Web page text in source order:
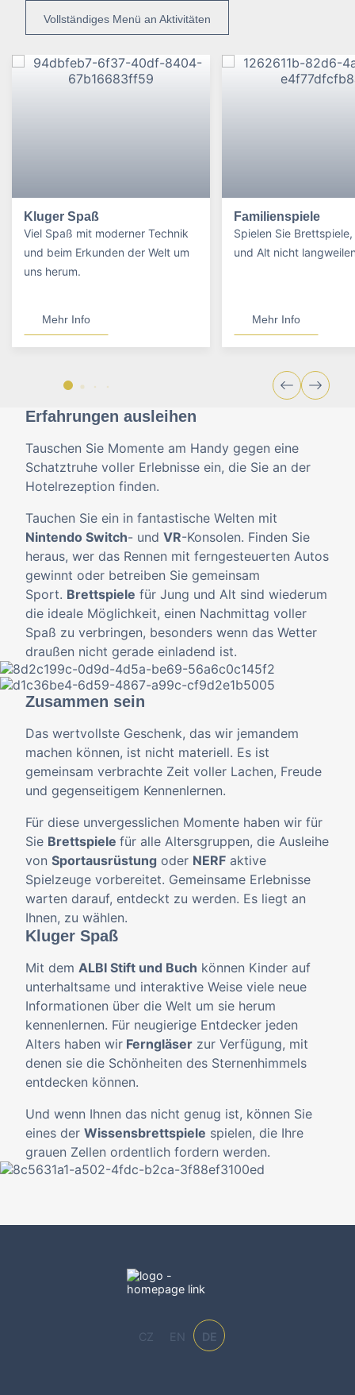
Vollständiges Menü an Aktivitäten
Kluger Spaß
Viel Spaß mit moderner Technik
und beim Erkunden der Welt um
uns herum.
Mehr Info
Familienspiele
Spielen Sie
und Alt nicht
Mehr Info
Erfahrungen ausleihen
Tauschen Sie Momente am Handy gegen eine
Schatztruhe voller Erlebnisse ein, die Sie an der
Hotelrezeption finden.
Tauchen Sie ein in fantastische Welten mit
Nintendo Switch- und VR-Konsolen. Finden Sie
heraus, wer das Rennen mit ferngesteuerten Autos
gewinnt oder betreiben Sie gemeinsam
Sport. Brettspiele für Jung und Alt sind wiederum
die ideale Möglichkeit, einen Nachmittag voller
Spaß zu verbringen, besonders wenn das Wetter
draußen nicht gerade einladend ist.
Zusammen sein
Das wertvollste Geschenk, das wir jemandem
machen können, ist nicht materiell. Es ist
gemeinsam verbrachte Zeit voller Lachen, Freude
und gegenseitigem Kennenlernen.
Für diese unvergesslichen Momente haben wir für
Sie Brettspiele für alle Altersgruppen, die Ausleihe
von Sportausrüstung oder NERF aktive
Spielzeuge vorbereitet. Gemeinsame Erlebnisse
warten darauf, entdeckt zu werden. Es liegt an
Ihnen, zu wählen.
Kluger Spaß
Mit dem ALBI Stift und Buch können Kinder auf
unterhaltsame und interaktive Weise viele neue
Informationen über die Welt um sie herum
kennenlernen. Für neugierige Entdecker jeden
Alters haben wir Ferngläser zur Verfügung, mit
denen sie die Schönheiten des Sternenhimmels
entdecken können.
Und wenn Ihnen das nicht genug ist, können Sie
eines der Wissensbrettspiele spielen, die Ihre
grauen Zellen ordentlich fordern werden.
CZ EN DE